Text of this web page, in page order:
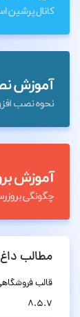
مطالب داغ
8.5.7